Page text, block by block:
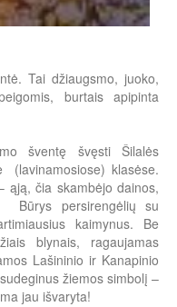
Tai džiaugsmo, juoko,
burtais apipinta
šventę švęsti Šilalės
(lavinamosiose) klasėse.
ąją, čia skambėjo dainos,
Būrys persirengėlių su
kaimynus. Be
blynais, ragaujamas
Lašininio ir Kanapinio
žiemos simbolį –
jau išvaryta!